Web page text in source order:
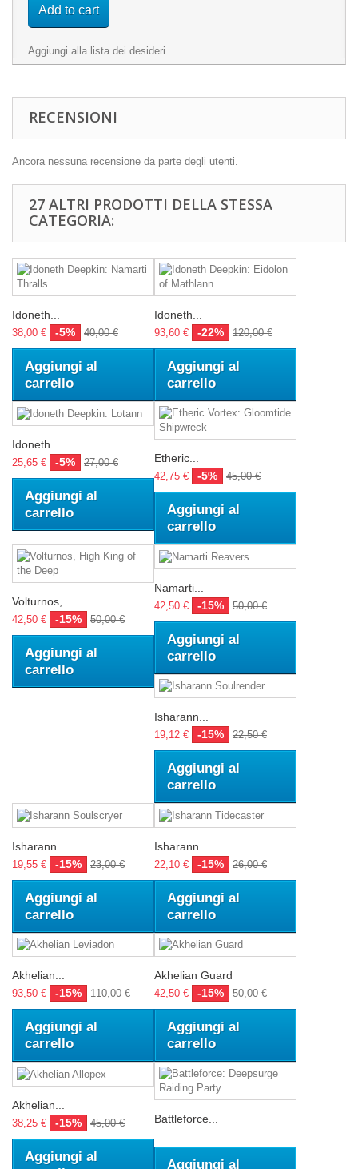
Add to cart
Aggiungi alla lista dei desideri
RECENSIONI
Ancora nessuna recensione da parte degli utenti.
27 ALTRI PRODOTTI DELLA STESSA
CATEGORIA:
Idoneth...
38,00 € -5% 40,00 €
Aggiungi al
carrello
Idoneth...
93,60 € -22% 120,00 €
Aggiungi al
carrello
Idoneth...
25,65 € -5% 27,00 €
Aggiungi al
carrello
Etheric...
42,75 € -5% 45,00 €
Aggiungi al
carrello
Volturnos,...
42,50 € -15% 50,00 €
Aggiungi al
carrello
Namarti...
42,50 € -15% 50,00 €
Aggiungi al
carrello
Isharann...
19,12 € -15% 22,50 €
Aggiungi al
carrello
Isharann...
19,55 € -15% 23,00 €
Aggiungi al
carrello
Isharann...
22,10 € -15% 26,00 €
Aggiungi al
carrello
Akhelian...
93,50 € -15% 110,00 €
Aggiungi al
carrello
Akhelian Guard
42,50 € -15% 50,00 €
Aggiungi al
carrello
Akhelian...
38,25 € -15% 45,00 €
Aggiungi al
Battleforce...
Aggiungi al